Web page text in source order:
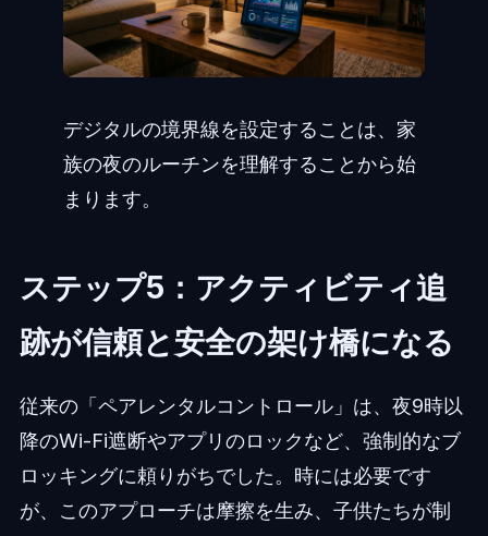
デジタルの境界線を設定することは、家
族の夜のルーチンを理解することから始
まります。
ステップ5：アクティビティ追
跡が信頼と安全の架け橋になる
従来の「ペアレンタルコントロール」は、夜9時以
降のWi-Fi遮断やアプリのロックなど、強制的なブ
ロッキングに頼りがちでした。時には必要です
が、このアプローチは摩擦を生み、子供たちが制